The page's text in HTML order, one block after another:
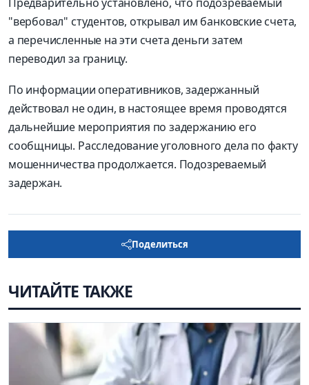
"вербовал" студентов, открывал им банковские счета,
а перечисленные на эти счета деньги затем
переводил за границу.
По информации оперативников, задержанный
действовал не один, в настоящее время проводятся
дальнейшие мероприятия по задержанию его
сообщницы. Расследование уголовного дела по факту
мошенничества продолжается. Подозреваемый
задержан.
Поделиться
ЧИТАЙТЕ ТАКЖЕ